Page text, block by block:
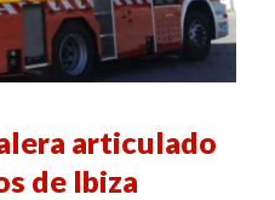
articulado
de Ibiza